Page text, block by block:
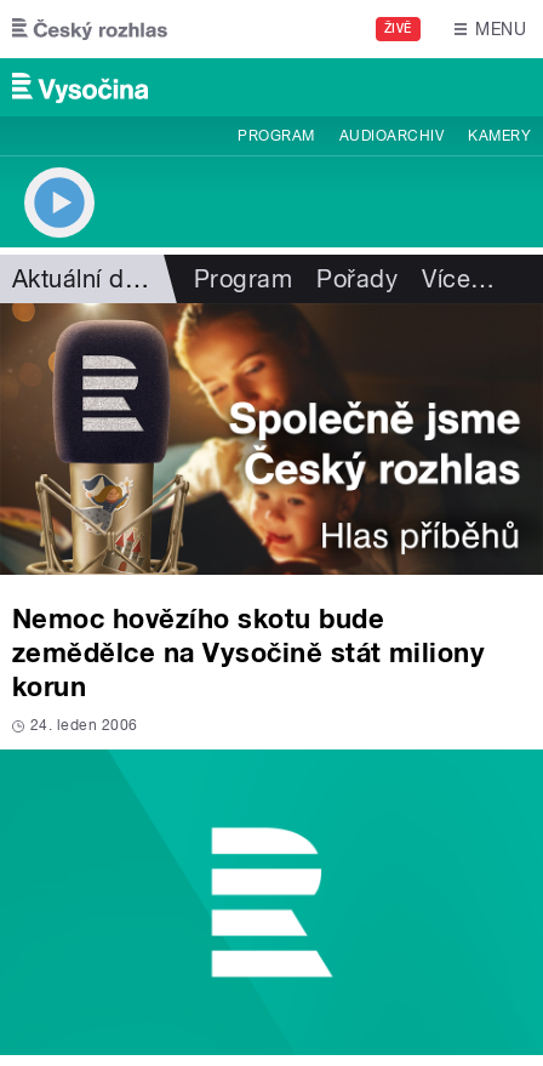
Přejít k hlavnímu obsahu
ŽIVĚ MENU
PROGRAM AUDIOARCHIV KAMERY
Aktuální dění Program Pořady Více…
Nemoc hovězího skotu bude
zemědělce na Vysočině stát miliony
korun
24. leden 2006